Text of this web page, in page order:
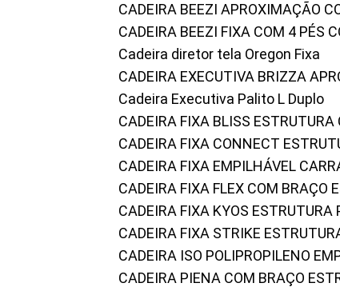
CADEIRA BEEZI APROXIMAÇÃO
CADEIRA BEEZI FIXA COM 4 PÉS
Cadeira diretor tela Oregon Fixa
CADEIRA EXECUTIVA BRIZZA
Cadeira Executiva Palito L Duplo
CADEIRA FIXA BLISS
CADEIRA FIXA CONNECT
CADEIRA FIXA EMPILHÁVEL
CADEIRA FIXA FLEX COM BRAÇO
CADEIRA FIXA KYOS ESTRUTURA
CADEIRA FIXA STRIKE
CADEIRA ISO POLIPROPILENO
CADEIRA PIENA COM BRAÇO